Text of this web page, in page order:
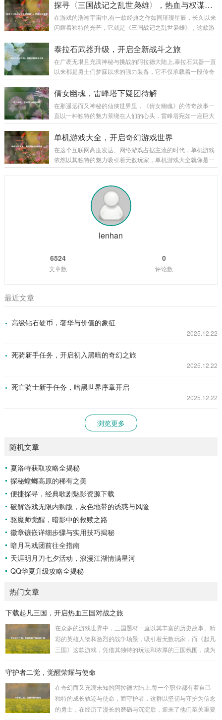
度会有不同的效果，比如快速奔...
书写着属于自己的独特传奇。 巨魔之王特朗德尔出生于弗雷尔
卓德那片终年被冰雪覆盖的土地，这片严酷的环境塑造了他坚
韧不拔且凶狠残暴的性格，弗雷尔卓德的冰原上，部落林立，
为了争夺有限的资源，各个部落之间时常爆发激烈的冲突，特
胁让他们的生存岌岌可危...
探寻〈三国战记之乱世枭雄〉，热血与权谋交织
在游戏的浩瀚宇宙中,有一款经典之作如同璀璨星辰，长久以来
闪耀着独特的光芒，它就是《三国战记之乱世枭雄》，这款游
戏以其丰富的玩法、精彩的剧情和深入人心的角色设定，带领
玩家穿越回那个群雄逐鹿、战火纷飞的三国乱世。 《三国战记
之乱世枭雄》以东汉末年的三国时期为宏大背景，这个时期，
汉室衰微，天下大乱，各路诸侯纷纷崛起，形成了一个个强大
的军事集团，游戏巧妙地将历史上的重大事件和著名战役融入
战曹操以少胜多击败袁绍，奠定统一北方的基础...
泰拉石武器升级，开启全新战斗之旅
在广袤无垠且充满神秘与挑战的阿拉德大陆上,泰拉石武器一直
以来都是勇士们梦寐以求的强力装备，它不仅承载着一段传奇
的历史，更以其独特的属性和强大的威力，在无数次惊心动魄
的战斗中陪伴着勇士们披荆斩棘，而泰拉石武器的升级，更是
为这场冒险之旅增添了全新的色彩和无限的可能。 泰拉石武器
的诞生源于古老的泰拉文明,传说中，泰拉文明曾经无比辉煌，
其锻造技术更是达到了登峰造极的境界，泰拉石便是那个时代
经千辛万苦，收集齐所需的材料，成功锻造出...
倩女幽魂，雷峰塔下疑团待解
在那遥远而又神秘的仙侠世界里，《倩女幽魂》的传奇故事一
直以一种独特的魅力萦绕在人们的心头，雷峰塔宛如一座巨大
的谜团，矗立在烟雨朦胧的江南大地，引得无数侠客、修道之
士纷纷前来探寻其中隐藏的秘密。 雷峰塔，本是镇压妖邪之物
的神圣之地，在《倩女幽魂》的世界中，它却逐渐成为了一个
充满诡异和谜团的存在，关于雷峰塔的传说层出不穷，有人说
塔中封印着上古时期的强大妖邪，其怨念化作了阴云，笼罩着
月圆之夜,就会有诡异的事件发生。 有一位年...
单机游戏大全，开启奇幻游戏世界
在这个互联网高度发达、网络游戏占据主流的时代，单机游戏
依然以其独特的魅力吸引着无数玩家，单机游戏大全就像是一
座宝库，为玩家们提供了各种各样精彩纷呈的游戏体验,让我们
机游戏是单机游戏大全中非常受欢迎的一个类别，以《上古卷
轴 5：天际》为例，这款游戏构建了一个宏大而开放的奇幻世
界，玩家可以自由地探索天际省的每一寸土地，与各种种族的
NPC互动，学习魔法、剑术等技能，完成丰富多样的任务，游
戏中丰富的剧情线和角色发展系统，让...
lenhan
6524
文章数
0
评论数
最近文章
高级钻石硬币，奢华与价值的象征
2025.12.22
死骑新手任务，开启初入黑暗的奇幻之旅
2025.12.22
死亡骑士新手任务，暗黑世界序章开启
2025.12.22
浏览更多
随机文章
夏洛特获取攻略全揭秘
探秘螳螂高原的稀有之美
便捷探寻，经典歌剧魅影资源下载
破解游戏无限内购版，灰色地带的诱惑与风险
驱魔师觉醒，暗影中的救赎之路
徽章镶嵌详细步骤与实用技巧揭秘
暗月马戏团前往全指南
天涯明月刀七夕活动，浪漫江湖情满星河
QQ华夏升级攻略全揭秘
热门文章
下载起凡三国，开启热血三国对战之旅
在众多的游戏世界中，三国题材一直以其丰富的历史故事、精
彩的英雄人物和激烈的战争场景，吸引着无数玩家，而《起凡
三国》这款游戏，凭借其独特的玩法和浓厚的三国氛围，成为
何进行起凡三国下载,开启一段热血的三国对战之旅。 《起凡
以化身为三国时期的知名将领，如勇猛无双的吕布、足智多谋
的诸葛亮、忠义双全的关羽等，率领自己的军队在战场上冲锋
陷阵、排兵布阵，游戏中的每一场战斗都充满了变...
守护者二觉，觉醒荣耀与使命
在奇幻而又充满未知的阿拉德大陆上,每一个职业都有着自己
独特的成长轨迹与使命，而守护者，这群以坚韧与守护为信念
的勇士，在经历了漫长的磨砺与沉淀后，迎来了他们至关重要